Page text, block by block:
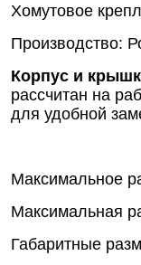
Хомутовое
Производство:
Корпус и
рассчитан на
для удобной
Максимальное
Максимальная
Габаритные